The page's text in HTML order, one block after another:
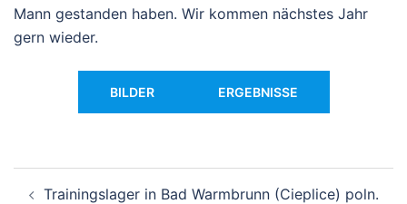
Mann gestanden haben. Wir kommen nächstes Jahr
gern wieder.
BILDER ERGEBNISSE
Trainingslager in Bad Warmbrunn (Cieplice) poln.